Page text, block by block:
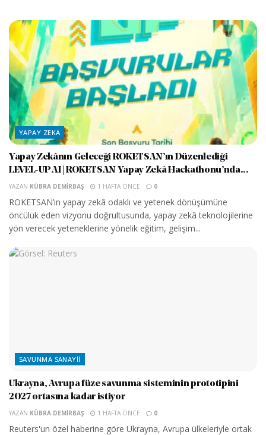
YAPAY ZEKA
Yapay Zekânın Geleceği ROKETSAN’ın Düzenlediği
LEVEL-UP AI | ROKETSAN Yapay Zekâ Hackathonu’nda...
YAZAN KÜBRA DEMIRBAŞ 1 HAFTA ÖNCE 0
ROKETSAN’ın yapay zekâ odaklı ve yetenek dönüşümüne
öncülük eden vizyonu doğrultusunda, yapay zekâ teknolojilerine
yön verecek yeteneklerine yönelik eğitim, gelişim...
SAVUNMA SANAYII
Ukrayna, Avrupa füze savunma sisteminin prototipini
2027 ortasına kadar istiyor
YAZAN KÜBRA DEMIRBAŞ 1 HAFTA ÖNCE 0
Reuters'un özel haberine göre Ukrayna, Avrupa ülkeleriyle ortak